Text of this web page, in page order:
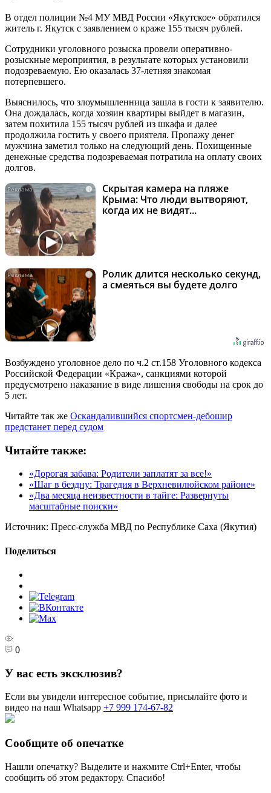
В отдел полиции №4 МУ МВД России «Якутское» обратился
житель г. Якутск с заявлением о краже 155 тысяч рублей.
Сотрудники уголовного розыска провели оперативно-
розыскные мероприятия, в результате которых установили
подозреваемую. Ею оказалась 37-летняя знакомая
потерпевшего.
Выяснилось, что злоумышленница зашла в гости к заявителю.
Она дождалась, когда хозяин квартиры выйдет в магазин,
затем похитила 155 тысяч рублей из шкафа и далее
продолжила гостить у своего приятеля. Пропажу денег
мужчина заметил только на следующий день. Похищенные
денежные средства подозреваемая потратила на оплату своих
долгов.
i
Скрытая камера на пляже
Крыма: Что люди вытворяют,
когда их не видят...
i
Ролик длится несколько секунд,
а смеяться вы будете долго
Возбуждено уголовное дело по ч.2 ст.158 Уголовного кодекса
Российской Федерации «Кража», санкциями которой
предусмотрено наказание в виде лишения свободы на срок до
5 лет.
Читайте так же Оскандалившийся спортсмен-дебошир
предстанет перед судом
Читайте также:
«Дорогая забава: Родители заплатят за все!»
«Шаг в бездну: Трагедия в Верхневилюйском районе»
«Два месяца неизвестности в тайге: Развернуты
масштабные поиски»
Источник: Пресс-служба МВД по Республике Саха (Якутия)
Поделиться
0
У вас есть эксклюзив?
Если вы увидели интересное событие, присылайте фото и
видео на наш Whatsapp +7 999 174-67-82
Сообщите об опечатке
Нашли опечатку? Выделите и нажмите Ctrl+Enter, чтобы
сообщить об этом редактору. Спасибо!